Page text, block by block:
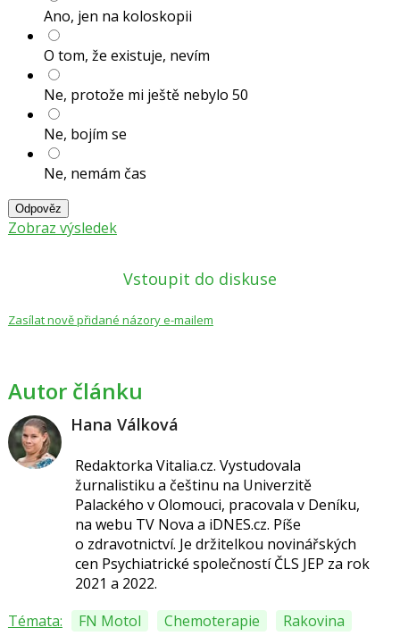
Ano, jen na koloskopii
O tom, že existuje, nevím
Ne, protože mi ještě nebylo 50
Ne, bojím se
Ne, nemám čas
Odpověz
Zobraz výsledek
Vstoupit do diskuse
Zasílat nově přidané názory e-mailem
Autor článku
Hana Válková
Redaktorka Vitalia.cz. Vystudovala
žurnalistiku a češtinu na Univerzitě
Palackého v Olomouci, pracovala v Deníku,
na webu TV Nova a iDNES.cz. Píše
o zdravotnictví. Je držitelkou novinářských
cen Psychiatrické společností ČLS JEP za rok
2021 a 2022.
Témata:
FN Motol Chemoterapie
Rakovina